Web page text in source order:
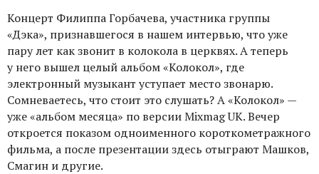
Концерт Филиппа Горбачева, участника группы
«Дэка», признавшегося в нашем интервью, что уже
пару лет как звонит в колокола в церквях. А теперь
у него вышел целый альбом «Колокол», где
электронный музыкант уступает место звонарю.
Сомневаетесь, что стоит это слушать? А «Колокол» —
уже «альбом месяца» по версии Mixmag UK. Вечер
откроется показом одноименного короткометражного
фильма, а после презентации здесь отыграют Машков,
Смагин и другие.